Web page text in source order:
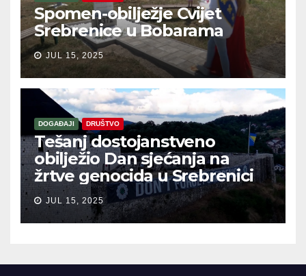
Spomen-obilježje Cvijet
Srebrenice u Bobarama
JUL 15, 2025
DOGAĐAJI DRUŠTVO
Tešanj dostojanstveno
obilježio Dan sjećanja na
žrtve genocida u Srebrenici
JUL 15, 2025